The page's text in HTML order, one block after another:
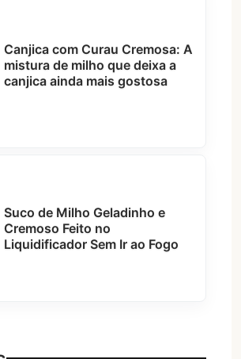
Canjica com Curau Cremosa: A
mistura de milho que deixa a
canjica ainda mais gostosa
Suco de Milho Geladinho e
Cremoso Feito no
Liquidificador Sem Ir ao Fogo